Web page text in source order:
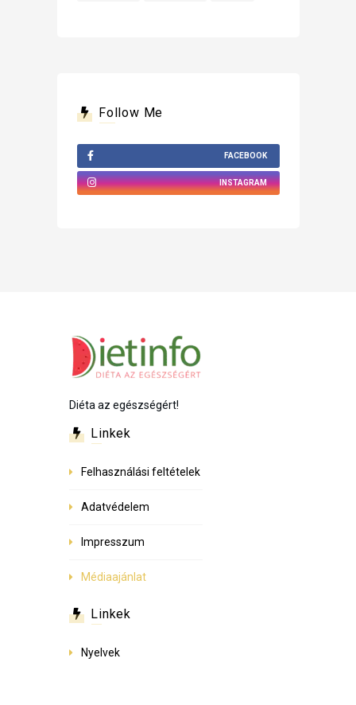
Follow Me
FACEBOOK
INSTAGRAM
Diéta az egészségért!
Linkek
Felhasználási feltételek
Adatvédelem
Impresszum
Médiaajánlat
Linkek
Nyelvek